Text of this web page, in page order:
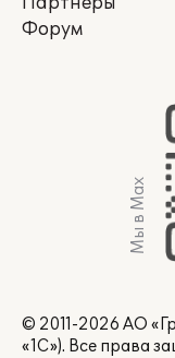
Форум
Мы в Max
© 2011-2026 АО
«1С»). Все права